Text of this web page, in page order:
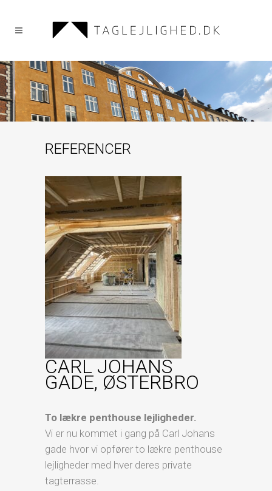
REFERENCER
CARL JOHANS
GADE, ØSTERBRO
To lækre penthouse lejligheder.
Vi er nu kommet i gang på Carl Johans
gade hvor vi opfører to lækre penthouse
lejligheder med hver deres private
tagterrasse.